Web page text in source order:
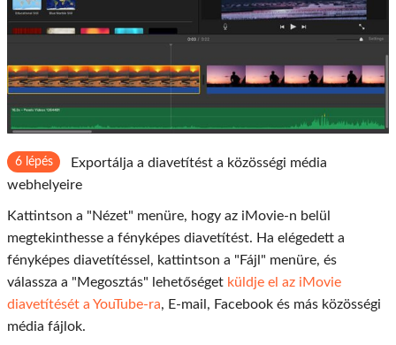
6 lépés
Exportálja a diavetítést a közösségi média
webhelyeire
Kattintson a "Nézet" menüre, hogy az iMovie-n belül
megtekinthesse a fényképes diavetítést. Ha elégedett a
fényképes diavetítéssel, kattintson a "Fájl" menüre, és
válassza a "Megosztás" lehetőséget küldje el az iMovie
diavetítését a YouTube-ra, E-mail, Facebook és más közösségi
média fájlok.